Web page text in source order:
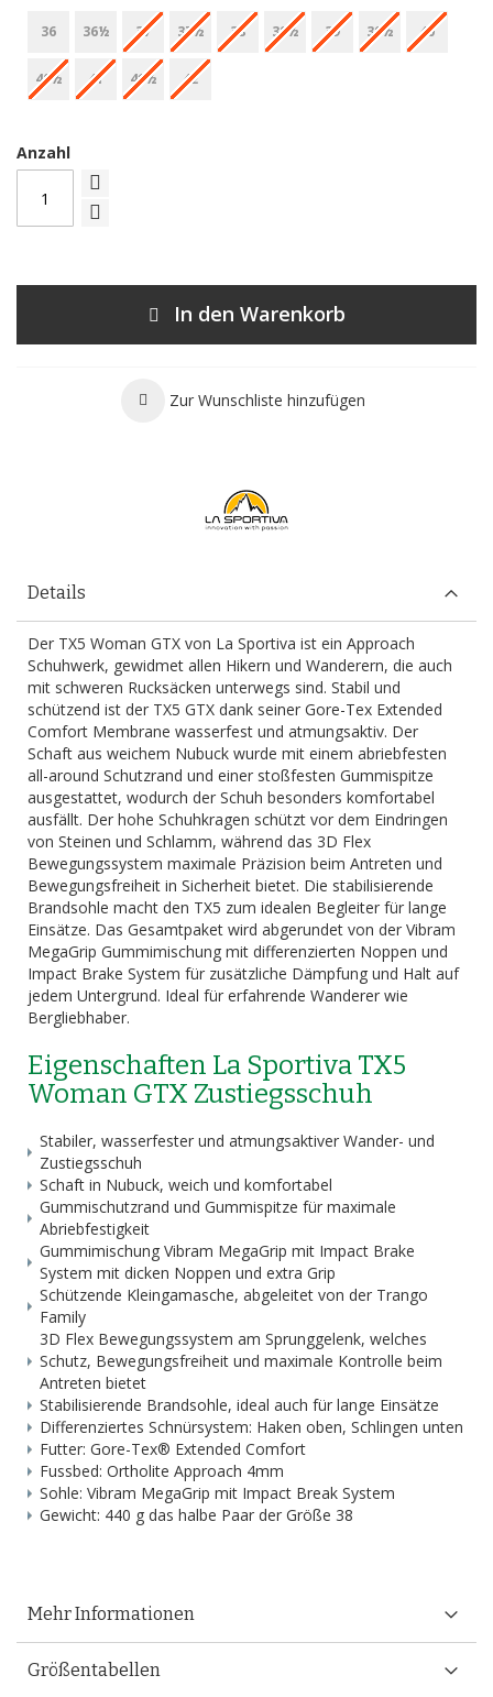
36 36½ 37 37½ 38 38½ 39 39½ 40
40½ 41 41½ 42
Anzahl
In den Warenkorb
Zur Wunschliste hinzufügen
Details
Der TX5 Woman GTX von La Sportiva ist ein Approach
Schuhwerk, gewidmet allen Hikern und Wanderern, die auch
mit schweren Rucksäcken unterwegs sind. Stabil und
schützend ist der TX5 GTX dank seiner Gore-Tex Extended
Comfort Membrane wasserfest und atmungsaktiv. Der
Schaft aus weichem Nubuck wurde mit einem abriebfesten
all-around Schutzrand und einer stoßfesten Gummispitze
ausgestattet, wodurch der Schuh besonders komfortabel
ausfällt. Der hohe Schuhkragen schützt vor dem Eindringen
von Steinen und Schlamm, während das 3D Flex
Bewegungssystem maximale Präzision beim Antreten und
Bewegungsfreiheit in Sicherheit bietet. Die stabilisierende
Brandsohle macht den TX5 zum idealen Begleiter für lange
Einsätze. Das Gesamtpaket wird abgerundet von der Vibram
MegaGrip Gummimischung mit differenzierten Noppen und
Impact Brake System für zusätzliche Dämpfung und Halt auf
jedem Untergrund. Ideal für erfahrende Wanderer wie
Bergliebhaber.
Eigenschaften La Sportiva TX5
Woman GTX Zustiegsschuh
Stabiler, wasserfester und atmungsaktiver Wander- und
Zustiegsschuh
Schaft in Nubuck, weich und komfortabel
Gummischutzrand und Gummispitze für maximale
Abriebfestigkeit
Gummimischung Vibram MegaGrip mit Impact Brake
System mit dicken Noppen und extra Grip
Schützende Kleingamasche, abgeleitet von der Trango
Family
3D Flex Bewegungssystem am Sprunggelenk, welches
Schutz, Bewegungsfreiheit und maximale Kontrolle beim
Antreten bietet
Stabilisierende Brandsohle, ideal auch für lange Einsätze
Differenziertes Schnürsystem: Haken oben, Schlingen unten
Futter: Gore-Tex® Extended Comfort
Fussbed: Ortholite Approach 4mm
Sohle: Vibram MegaGrip mit Impact Break System
Gewicht: 440 g das halbe Paar der Größe 38
Mehr Informationen
Größentabellen